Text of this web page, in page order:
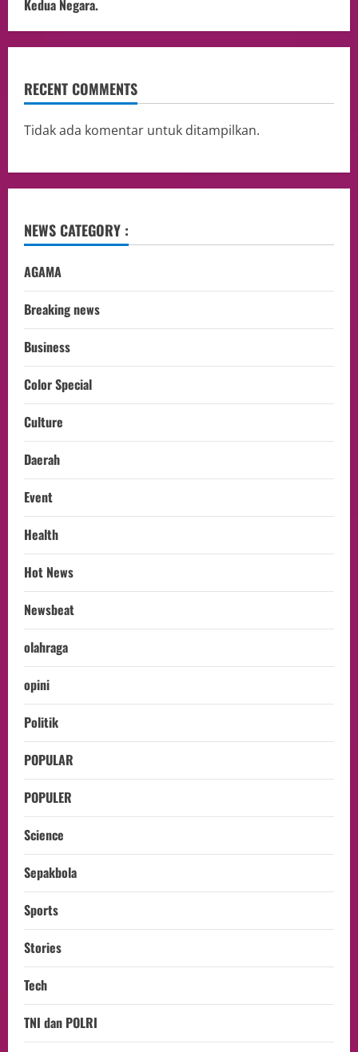
Kedua Negara.
RECENT COMMENTS
Tidak ada komentar untuk ditampilkan.
NEWS CATEGORY :
AGAMA
Breaking news
Business
Color Special
Culture
Daerah
Event
Health
Hot News
Newsbeat
olahraga
opini
Politik
POPULAR
POPULER
Science
Sepakbola
Sports
Stories
Tech
TNI dan POLRI